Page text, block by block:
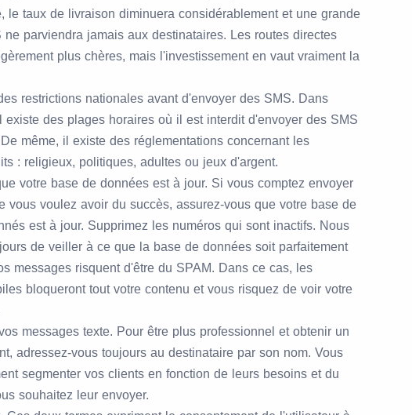
le taux de livraison diminuera considérablement et une grande
ne parviendra jamais aux destinataires. Les routes directes
plus chères, mais l'investissement en vaut vraiment la
restrictions nationales avant d'envoyer des SMS. Dans
existe des plages horaires où il est interdit d'envoyer des SMS
même, il existe des réglementations concernant les
: religieux, politiques, adultes ou jeux d'argent.
votre base de données est à jour. Si vous comptez envoyer
vous voulez avoir du succès, assurez-vous que votre base de
est à jour. Supprimez les numéros qui sont inactifs. Nous
de veiller à ce que la base de données soit parfaitement
messages risquent d'être du SPAM. Dans ce cas, les
bloqueront tout votre contenu et vous risquez de voir votre
messages texte. Pour être plus professionnel et obtenir un
adressez-vous toujours au destinataire par son nom. Vous
segmenter vos clients en fonction de leurs besoins et du
souhaitez leur envoyer.